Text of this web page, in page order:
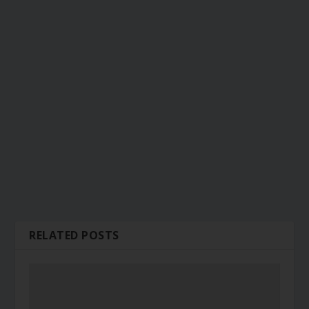
RELATED POSTS